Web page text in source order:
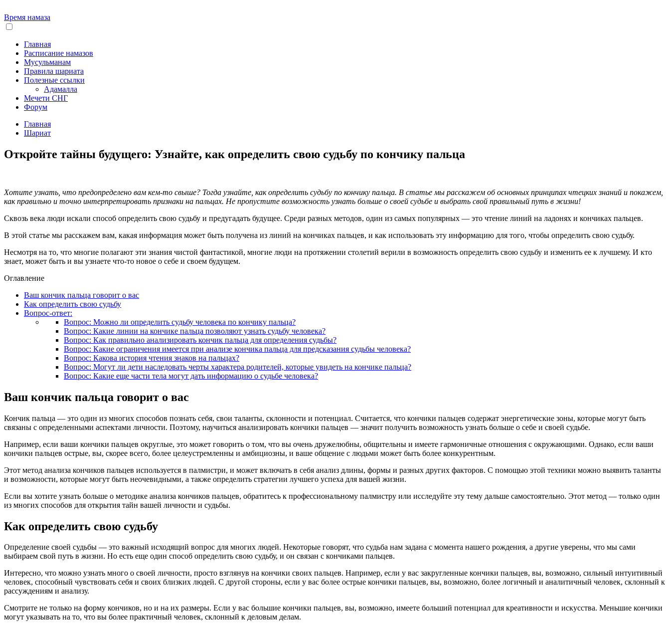
Время намаза
Главная
Расписание намазов
Мусульманам
Правила шариата
Полезные ссылки
Адамалла
Мечети СНГ
Форум
Главная
Шариат
Откройте тайны будущего: Узнайте, как определить свою судьбу по кончику пальца
Хотите узнать, что предопределено вам кем-то свыше? Тогда узнайте, как определить судьбу по кончику пальца. В статье мы расскажем об основных принципах чтецких знаний и покажем,
как правильно и точно интерпретировать признаки на пальцах. Не пропустите возможность узнать больше о своей судьбе и выбрать свой правильный путь в жизни!
Сквозь века люди искали способ определить свою судьбу и предугадать будущее. Среди разных методов, один из самых популярных — это чтение линий на ладонях и кончиках пальцев.
В этой статье мы расскажем вам, какая информация может быть получена из линий на кончиках пальцев, и как использовать эту информацию для того, чтобы определить свою судьбу.
Несмотря на то, что многие полагают эти знания чистой фантастикой, многие люди на протяжении столетий верили в возможность определить свою судьбу и изменить ее к лучшему. И кто
знает, может быть и вы узнаете что-то новое о себе и своем будущем.
Оглавление
Ваш кончик пальца говорит о вас
Как определить свою судьбу
Вопрос-ответ:
Вопрос: Можно ли определить судьбу человека по кончику пальца?
Вопрос: Какие линии на кончике пальца позволяют узнать судьбу человека?
Вопрос: Как правильно анализировать кончик пальца для определения судьбы?
Вопрос: Какие ограничения имеется при анализе кончика пальца для предсказания судьбы человека?
Вопрос: Какова история чтения знаков на пальцах?
Вопрос: Могут ли дети наследовать черты характера родителей, которые увидеть на кончике пальца?
Вопрос: Какие еще части тела могут дать информацию о судьбе человека?
Ваш кончик пальца говорит о вас
Кончик пальца — это один из многих способов познать себя, свои таланты, склонности и потенциал. Считается, что кончики пальцев содержат энергетические зоны, которые могут быть
связаны с определенными аспектами личности. Поэтому, научиться анализировать кончики пальцев — значит получить возможность узнать больше о себе и своей судьбе.
Например, если ваши кончики пальцев округлые, это может говорить о том, что вы очень дружелюбны, общительны и имеете гармоничные отношения с окружающими. Однако, если ваши
кончики пальцев острые, вы, скорее всего, более целеустремленны и амбициозны, и ваше общение с людьми может быть более конкурентным.
Этот метод анализа кончиков пальцев используется в палмистри, и может включать в себя анализ длины, формы и разных других факторов. С помощью этой техники можно выявить таланты
и возможности, которые могут быть неочевидными, а также определить стратегии лучшего успеха для вашей жизни.
Если вы хотите узнать больше о методике анализа кончиков пальцев, обратитесь к профессиональному палмистру или исследуйте эту тему дальше самостоятельно. Этот метод — только один
из многих способов для открытия тайн вашей личности и судьбы.
Как определить свою судьбу
Определение своей судьбы — это важный исходящий вопрос для многих людей. Некоторые говорят, что судьба нам задана с момента нашего рождения, а другие уверены, что мы сами
выбираем свой путь в жизни. Но есть еще один способ определить свою судьбу, и он связан с кончиками пальцев.
Интересно, что можно узнать много о своей личности, просто взглянув на кончики своих пальцев. Например, если у вас закругленные кончики пальцев, вы, возможно, сильный интуитивный
человек, способный чувствовать себя и своих близких людей. С другой стороны, если у вас более острые кончики пальцев, вы, возможно, более логичный и аналитичный человек, склонный к
рассуждениям и анализу.
Смотрите не только на форму кончиков, но и на их размеры. Если у вас большие кончики пальцев, вы, возможно, имеете больший потенциал для креативности и искусства. Меньшие кончики
могут указывать на то, что вы более практичный человек, склонный к деловым делам.